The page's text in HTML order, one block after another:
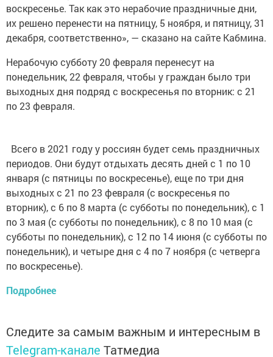
воскресенье. Так как это нерабочие праздничные дни,
их решено перенести на пятницу, 5 ноября, и пятницу, 31
декабря, соответственно», — сказано на сайте Кабмина.
Нерабочую субботу 20 февраля перенесут на
понедельник, 22 февраля, чтобы у граждан было три
выходных дня подряд с воскресенья по вторник: с 21
по 23 февраля.
Всего в 2021 году у россиян будет семь праздничных
периодов. Они будут отдыхать десять дней с 1 по 10
января (с пятницы по воскресенье), еще по три дня
выходных с 21 по 23 февраля (с воскресенья по
вторник), с 6 по 8 марта (с субботы по понедельник), с 1
по 3 мая (с субботы по понедельник), с 8 по 10 мая (с
субботы по понедельник), с 12 по 14 июня (с субботы по
понедельник), и четыре дня с 4 по 7 ноября (с четверга
по воскресенье).
Подробнее
Следите за самым важным и интересным в
Telegram-канале Татмедиа